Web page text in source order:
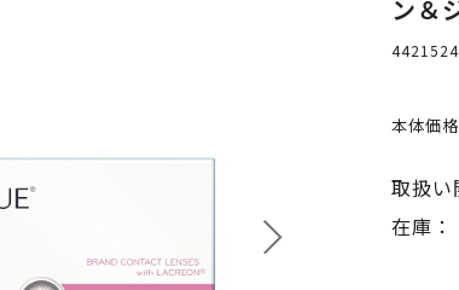
ン＆
本体価格
取扱
在庫：